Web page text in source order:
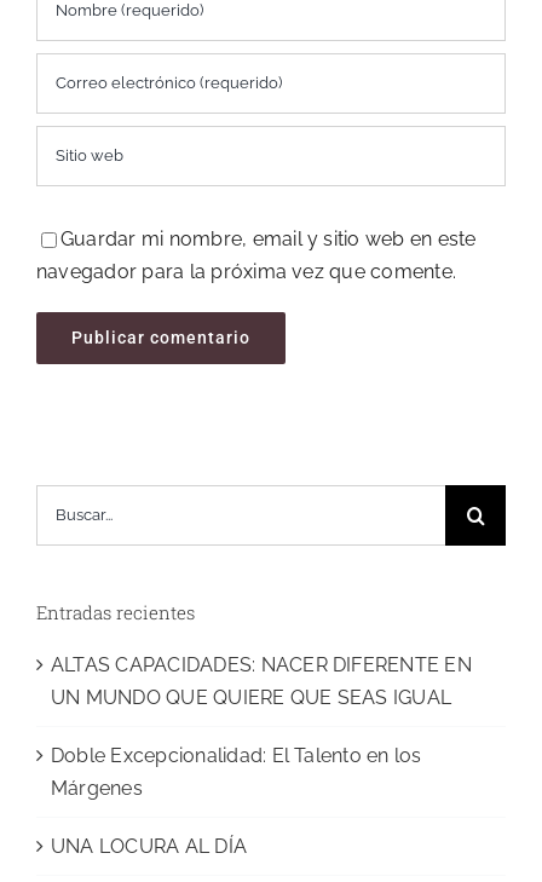
Guardar mi nombre, email y sitio web en este
navegador para la próxima vez que comente.
Entradas recientes
ALTAS CAPACIDADES: NACER DIFERENTE EN
UN MUNDO QUE QUIERE QUE SEAS IGUAL
Doble Excepcionalidad: El Talento en los
Márgenes
UNA LOCURA AL DÍA